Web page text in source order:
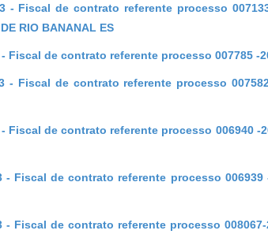
- Fiscal de contrato referente processo
RIO BANANAL ES
- Fiscal de contrato referente processo 007785 -
- Fiscal de contrato referente processo
- Fiscal de contrato referente processo 006940 -
- Fiscal de contrato referente processo 006939
- Fiscal de contrato referente processo 008067-